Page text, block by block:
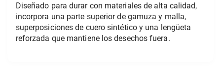
Diseñado para durar con materiales de alta calidad,
incorpora una parte superior de gamuza y malla,
superposiciones de cuero sintético y una lengüeta
reforzada que mantiene los desechos fuera.